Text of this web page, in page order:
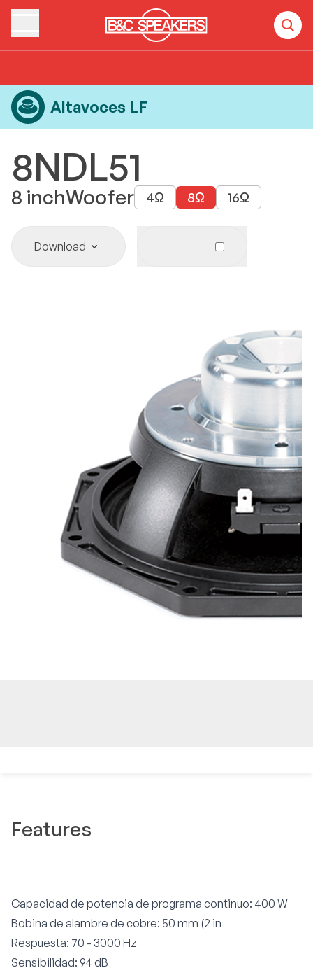
Altavoces LF
8NDL51
8 inchWoofer 4Ω 8Ω 16Ω
Download
Features
Capacidad de potencia de programa continuo: 400 W
Bobina de alambre de cobre: 50 mm (2 in
Respuesta: 70 - 3000 Hz
Sensibilidad: 94 dB